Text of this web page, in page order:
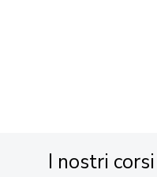
I nostri